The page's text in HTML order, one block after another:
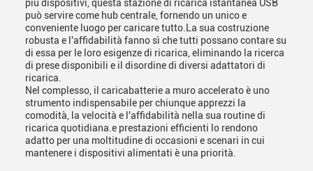
più dispositivi, questa stazione di ricarica istantanea USB
può servire come hub centrale, fornendo un unico e
conveniente luogo per caricare tutto.La sua costruzione
robusta e l'affidabilità fanno sì che tutti possano contare su
di essa per le loro esigenze di ricarica, eliminando la ricerca
di prese disponibili e il disordine di diversi adattatori di
ricarica.
Nel complesso, il caricabatterie a muro accelerato è uno
strumento indispensabile per chiunque apprezzi la
comodità, la velocità e l'affidabilità nella sua routine di
ricarica quotidiana.e prestazioni efficienti lo rendono
adatto per una moltitudine di occasioni e scenari in cui
mantenere i dispositivi alimentati è una priorità.